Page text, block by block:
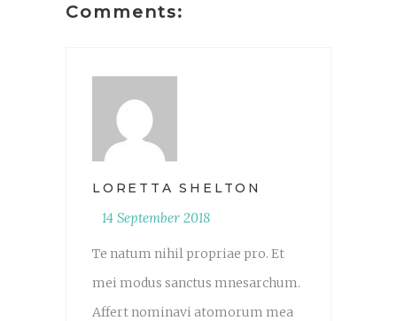
Comments:
LORETTA SHELTON
14 September 2018
Te natum nihil propriae pro. Et
mei modus sanctus mnesarchum.
Affert nominavi atomorum mea